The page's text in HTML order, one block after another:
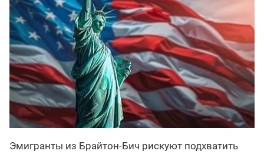
Эмигранты из Брайтон-Бич рискуют подхватить